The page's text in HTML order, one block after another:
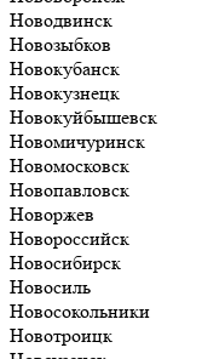
Новодвинск
Новозыбков
Новокубанск
Новокузнецк
Новокуйбышевск
Новомичуринск
Новомосковск
Новопавловск
Новоржев
Новороссийск
Новосибирск
Новосиль
Новосокольники
Новотроицк